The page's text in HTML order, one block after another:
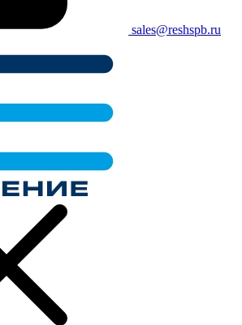
sales@reshspb.ru